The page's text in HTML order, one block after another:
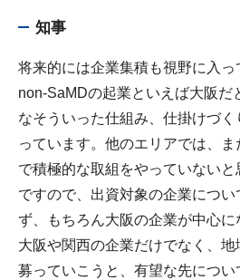
知事
将来的には企業集積も視野に入っ
non-SaMDの起業といえば大阪だ
なそういった仕組み、仕掛けづ
っています。他のエリアでは、ま
で積極的な取組をやっていないと
ですので、出資対象の企業につ
ず、もちろん大阪の企業が中心に
大阪や関西の企業だけでなく、
募っていこうと、有望な先につい